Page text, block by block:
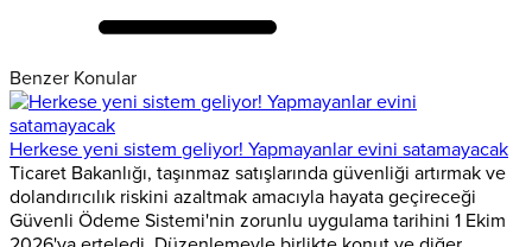
Benzer Konular
Herkese yeni sistem geliyor! Yapmayanlar evini satamayacak
Ticaret Bakanlığı, taşınmaz satışlarında güvenliği artırmak ve
dolandırıcılık riskini azaltmak amacıyla hayata geçireceği
Güvenli Ödeme Sistemi'nin zorunlu uygulama tarihini 1 Ekim